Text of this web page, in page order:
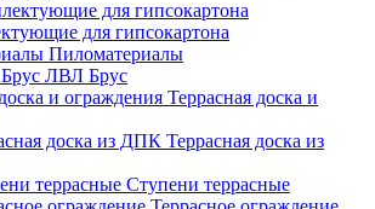
для гипсокартона
Пиломатериалы
ЛВЛ Брус
Террасная доска и
Террасная доска из
Ступени террасные